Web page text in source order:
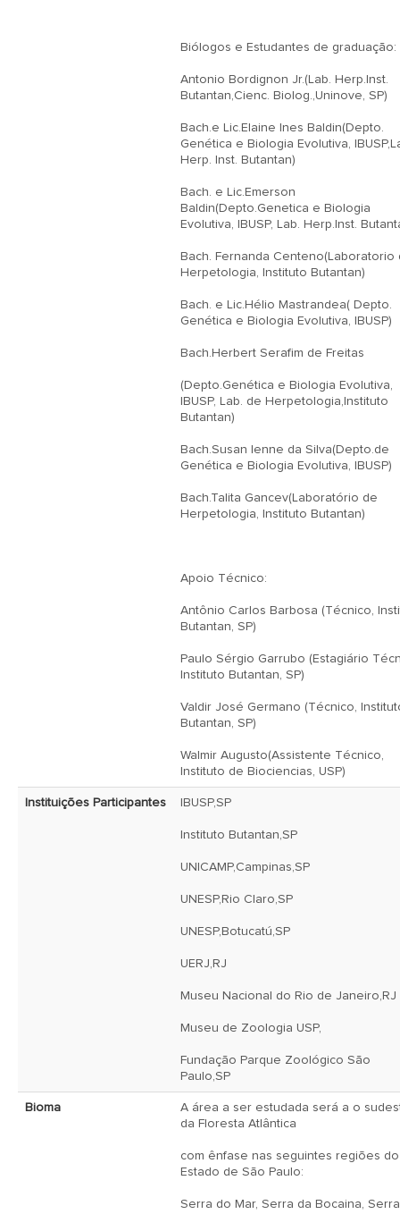
Biólogos e Estudantes de graduação:
Antonio Bordignon Jr.(Lab. Herp.Inst.
Butantan,Cienc. Biolog.,Uninove, SP)
Bach.e Lic.Elaine Ines Baldin(Depto.
Genética e Biologia Evolutiva,
Herp. Inst. Butantan)
Bach. e Lic.Emerson
Baldin(Depto.Genetica e Biologia
Evolutiva, IBUSP, Lab. Herp.Inst.
Bach. Fernanda Centeno(Laboratorio
Herpetologia, Instituto Butantan)
Bach. e Lic.Hélio Mastrandea( Depto.
Genética e Biologia Evolutiva, IBUSP)
Bach.Herbert Serafim de Freitas
(Depto.Genética e Biologia Evolutiva,
IBUSP, Lab. de Herpetologia,Instituto
Butantan)
Bach.Susan Ienne da Silva(Depto.de
Genética e Biologia Evolutiva, IBUSP)
Bach.Talita Gancev(Laboratório de
Herpetologia, Instituto Butantan)
Apoio Técnico:
Antônio Carlos Barbosa (Técnico,
Butantan, SP)
Paulo Sérgio Garrubo (Estagiário
Instituto Butantan, SP)
Valdir José Germano (Técnico,
Butantan, SP)
Walmir Augusto(Assistente Técnico,
Instituto de Biociencias, USP)
Instituições Participantes IBUSP,SP
Instituto Butantan,SP
UNICAMP,Campinas,SP
UNESP,Rio Claro,SP
UNESP,Botucatú,SP
UERJ,RJ
Museu Nacional do Rio de Janeiro,RJ
Museu de Zoologia USP,
Fundação Parque Zoológico São
Paulo,SP
Bioma
A área a ser estudada será a o
da Floresta Atlântica
com ênfase nas seguintes regiões do
Estado de São Paulo:
Serra do Mar, Serra da Bocaina,